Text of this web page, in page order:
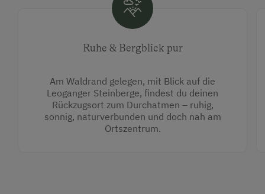
Ruhe & Bergblick pur
Am Waldrand gelegen, mit Blick auf die
Leoganger Steinberge, findest du deinen
Rückzugsort zum Durchatmen – ruhig,
sonnig, naturverbunden und doch nah am
Ortszentrum.